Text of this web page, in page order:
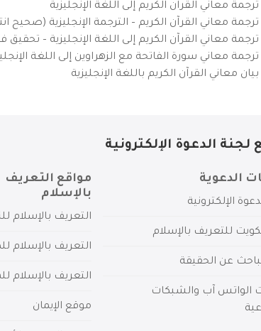
ترجمة معاني القرآن الكريم إلى اللغة الإنجليزية
ترجمة معاني القرآن الكريم – الترجمة الإنجليزية (صحيح
ترجمة معاني القرآن الكريم إلى اللغة الإنجليزية –
ترجمة معاني سورة الفاتحة مع الزهراوين إلى اللغة
بيان معاني القرآن الكريم باللغة الإنجليزية
لجنة الدعوة الإلكترونية
الدعوية
الإلكترونية
للتعريف بالإسلام
عن الحقيقة
الواتس آب والشبكات
مواقع التعريف
بالإسلام
التعريف بالإسلام
التعريف بالإسلام
التعريف بالإسلام
موقع الإيمان